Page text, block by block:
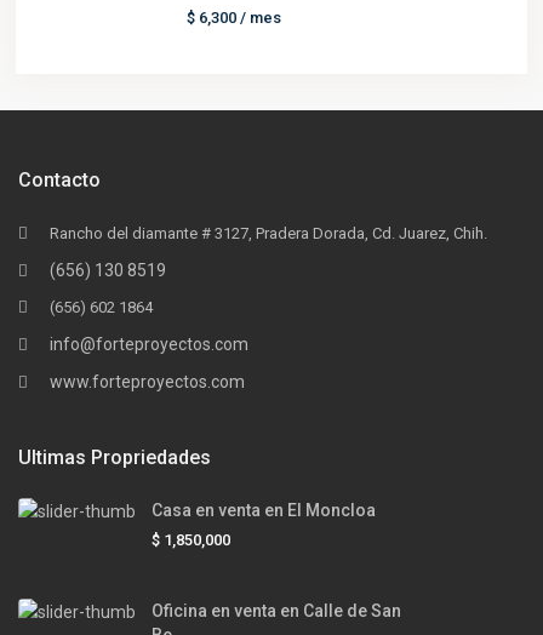
$ 6,300/ mes
Contacto
Rancho del diamante # 3127, Pradera Dorada, Cd. Juarez, Chih.
(656) 130 8519
(656) 602 1864
info@forteproyectos.com
www.forteproyectos.com
Ultimas Propriedades
Casa en venta en El Moncloa
$ 1,850,000
Oficina en venta en Calle de San